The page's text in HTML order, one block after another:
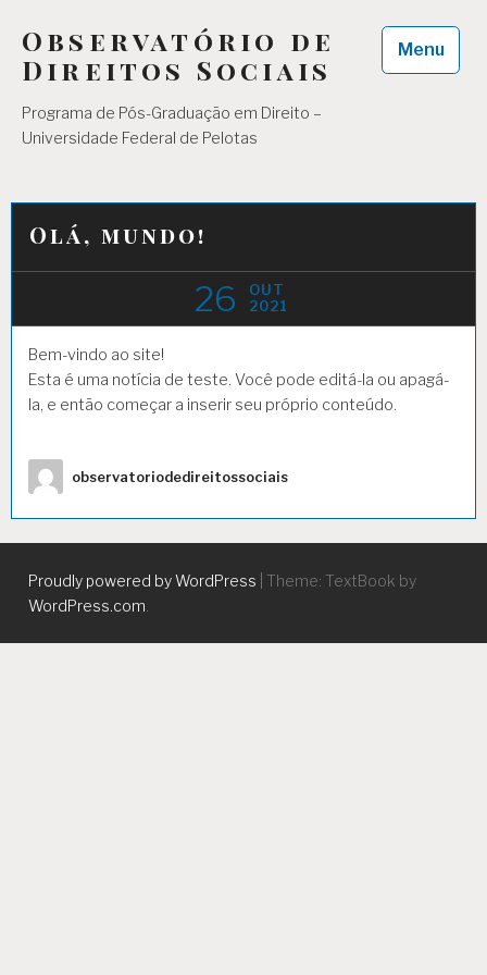
content
Observatório de
Direitos Sociais
Programa de Pós-Graduação em Direito –
Universidade Federal de Pelotas
Menu
Olá, mundo!
26
OUT
2021
Bem-vindo ao site!
Esta é uma notícia de teste. Você pode editá-la ou apagá-
la, e então começar a inserir seu próprio conteúdo.
Author
observatoriodedireitossociais
Proudly powered by WordPress
Theme: TextBook by
WordPress.com